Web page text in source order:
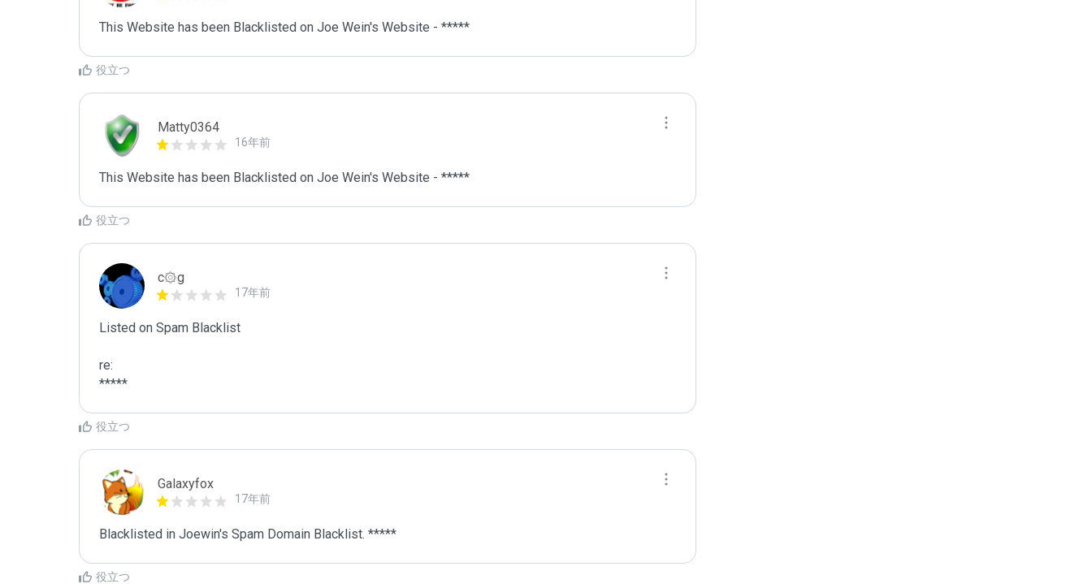
This Website has been Blacklisted on Joe Wein's Website - *****
役立つ
Matty0364
16年前
This Website has been Blacklisted on Joe Wein's Website - *****
役立つ
c۞g
17年前
Listed on Spam Blacklist
re:
*****
役立つ
Galaxyfox
17年前
Blacklisted in Joewin's Spam Domain Blacklist. *****
役立つ